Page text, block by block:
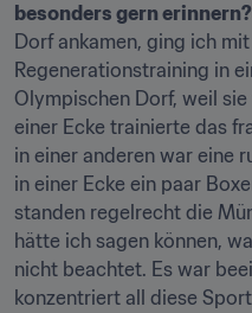
besonders gern erinnern?
Dorf ankamen, ging ich
Regenerationstraining in
Olympischen Dorf, weil
einer Ecke trainierte das
in einer anderen war eine
in einer Ecke ein paar
standen regelrecht die
hätte ich sagen können,
nicht beachtet. Es war
konzentriert all diese